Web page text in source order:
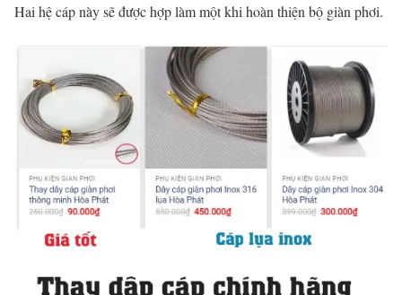
Hai hệ cáp này sẽ được hợp làm một khi hoàn thiện bộ giàn phơi.